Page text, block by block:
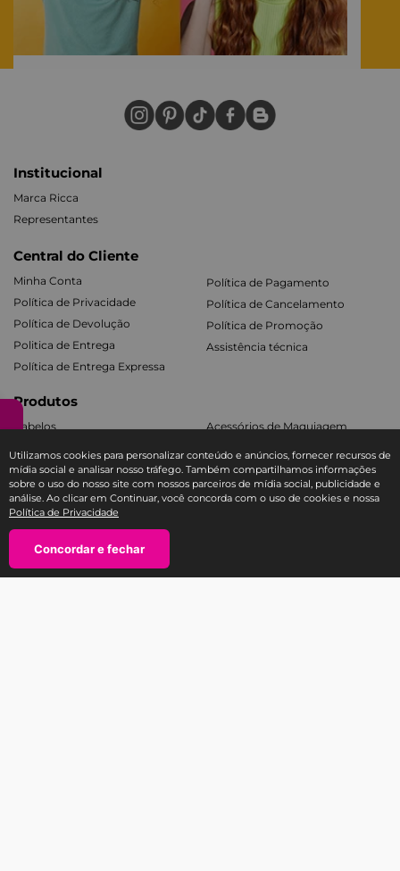
Utilizamos cookies para personalizar conteúdo e anúncios, fornecer recursos de
mídia social e analisar nosso tráfego. Também compartilhamos informações
sobre o uso do nosso site com nossos parceiros de mídia social, publicidade e
análise. Ao clicar em Continuar, você concorda com o uso de cookies e nossa
Política de Privacidade
Concordar e fechar
Institucional
Marca Ricca
Representantes
Central do Cliente
Minha Conta
Política de Privacidade
Política de Devolução
Politica de Entrega
Política de Entrega Expressa
Política de Pagamento
Política de Cancelamento
Política de Promoção
Assistência técnica
Produtos
Cabelos
Facial e Labial
Banho e Corpo
Acessórios de Maquiagem
Todos os Kits
SAC E-COMMERCE RICCA
TEL: 11 3588-1404